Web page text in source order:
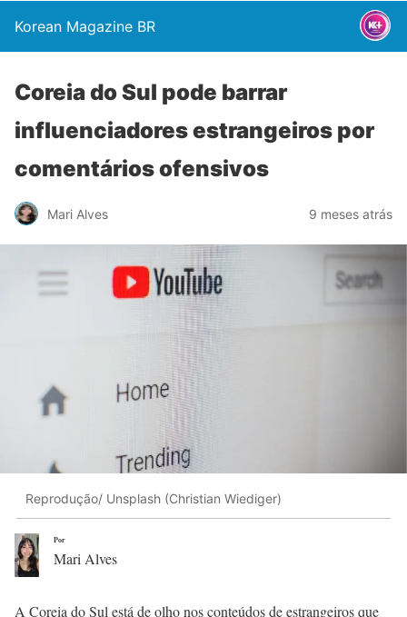
Korean Magazine BR
Coreia do Sul pode barrar
influenciadores estrangeiros por
comentários ofensivos
Mari Alves 9 meses atrás
Reprodução/ Unsplash (Christian Wiediger)
Por
Mari Alves
A Coreia do Sul está de olho nos conteúdos de estrangeiros que